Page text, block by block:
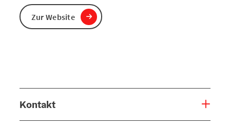
Kontakt
Zur Website